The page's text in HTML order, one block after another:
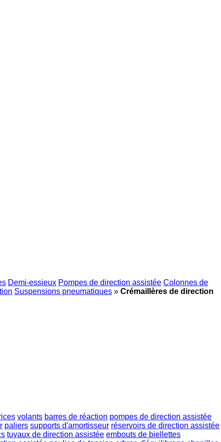
Demi-essieux Pompes de direction assistée Colonnes de
Suspensions pneumatiques » Crémaillères de direction
volants barres de réaction pompes de direction assistée
paliers supports d'amortisseur réservoirs de direction assistée
tuyaux de direction assistée embouts de biellettes